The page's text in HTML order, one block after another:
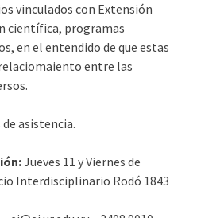
vinculados con Extensión
científica, programas
en el entendido de que estas
entre las
asistencia.
Jueves 11 y Viernes de
Interdisciplinario Rodó 1843